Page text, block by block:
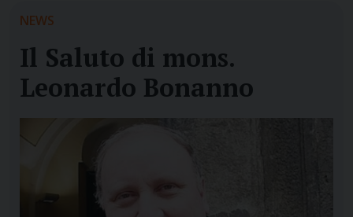
NEWS
Il Saluto di mons.
Leonardo Bonanno